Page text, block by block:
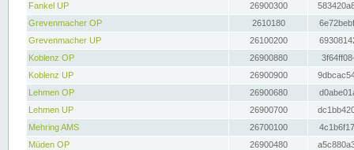
Fankel UP
26900300
Grevenmacher OP
2610180
Grevenmacher UP
26100200
Koblenz OP
26900880
Koblenz UP
26900900
Lehmen OP
26900680
Lehmen UP
26900700
Mehring AMS
26700100
Müden OP
26900480